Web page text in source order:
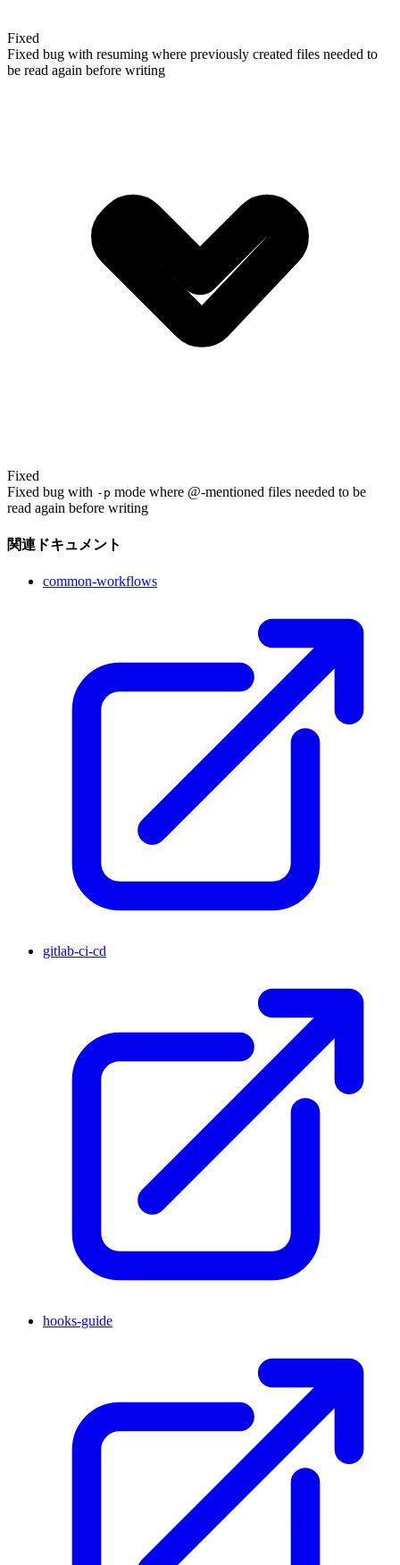
Fixed
Fixed bug with resuming where previously created files needed to
be read again before writing
Fixed
Fixed bug with -p mode where @-mentioned files needed to be
read again before writing
関連ドキュメント
common-workflows
gitlab-ci-cd
hooks-guide